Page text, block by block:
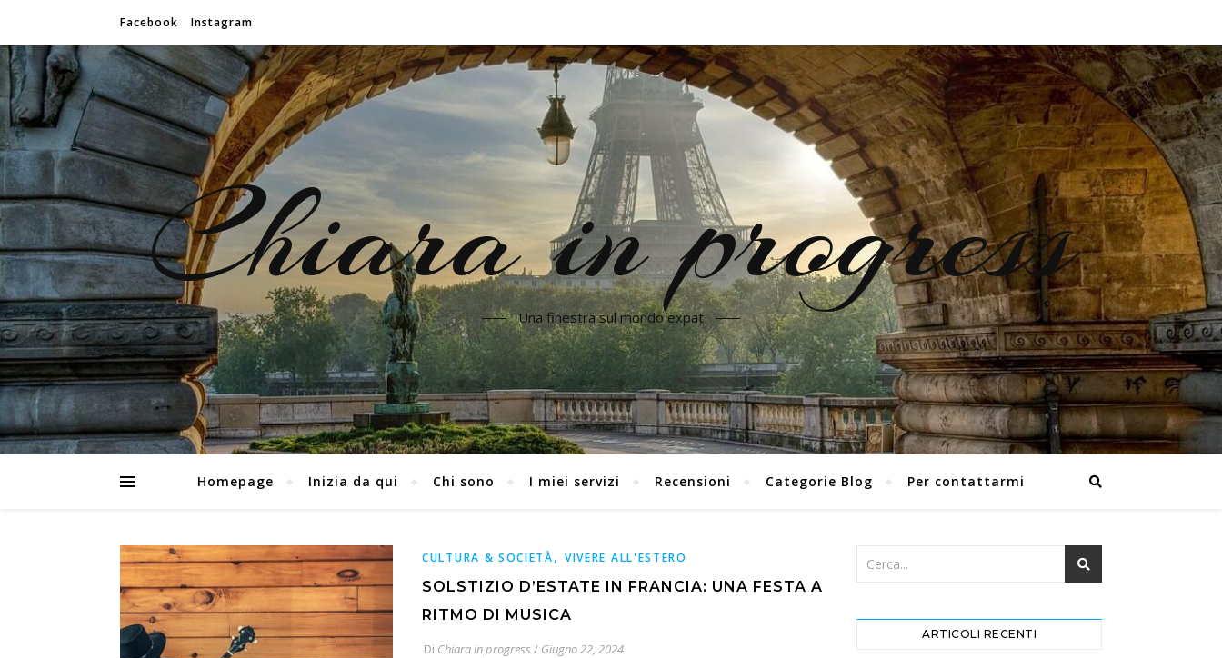
Facebook Instagram
Chiara in progress
Una finestra sul mondo expat
Homepage Inizia da qui Chi sono I miei servizi Recensioni Categorie Blog Per contattarmi
CULTURA & SOCIETÀ, VIVERE ALL'ESTERO
SOLSTIZIO D’ESTATE IN FRANCIA: UNA FESTA A
RITMO DI MUSICA
Di Chiara in progress / Giugno 22, 2024
ARTICOLI RECENTI